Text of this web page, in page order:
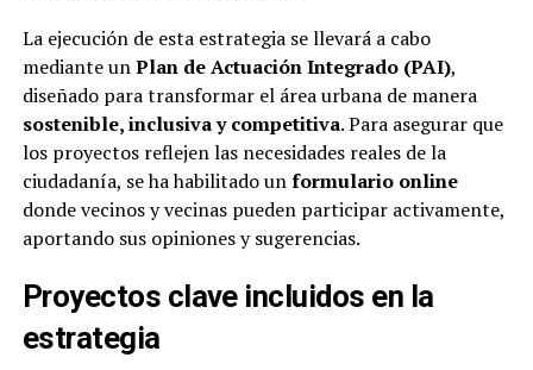
La ejecución de esta estrategia se llevará a cabo
mediante unPlan de Actuación Integrado (PAI),
diseñado para transformar el área urbana de manera
sostenible, inclusiva y competitiva. Para asegurar que
los proyectos reflejen las necesidades reales de la
ciudadanía, se ha habilitado unformulario online
donde vecinos y vecinas pueden participar activamente,
aportando sus opiniones y sugerencias.
Proyectos clave incluidos en la
estrategia